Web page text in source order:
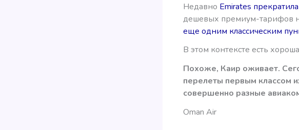
Недавно Emirates
дешевых премиум-тарифов
еще одним классическим
В этом контексте есть
Похоже, Каир оживает.
перелеты первым классом
совершенно разные
Oman Air